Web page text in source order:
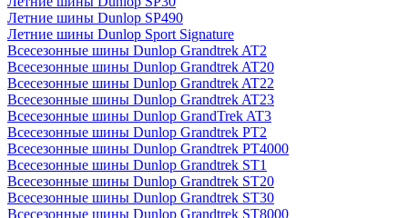
Летние шины Dunlop SP490
Летние шины Dunlop Sport Signature
Всесезонные шины Dunlop Grandtrek AT2
Всесезонные шины Dunlop Grandtrek AT20
Всесезонные шины Dunlop Grandtrek AT22
Всесезонные шины Dunlop Grandtrek AT23
Всесезонные шины Dunlop GrandTrek AT3
Всесезонные шины Dunlop Grandtrek PT2
Всесезонные шины Dunlop Grandtrek PT4000
Всесезонные шины Dunlop Grandtrek ST1
Всесезонные шины Dunlop Grandtrek ST20
Всесезонные шины Dunlop Grandtrek ST30
Всесезонные шины Dunlop Grandtrek ST8000